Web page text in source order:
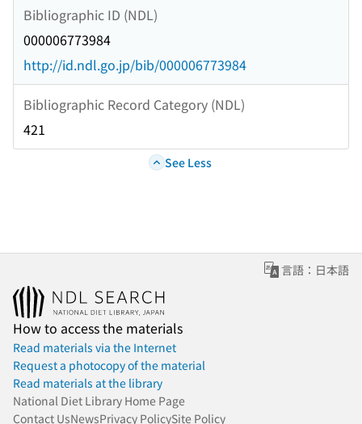
Bibliographic ID (NDL)
000006773984
http://id.ndl.go.jp/bib/000006773984
Bibliographic Record Category (NDL)
421
See Less
言語：日本語
How to access the materials
Read materials via the Internet
Request a photocopy of the material
Read materials at the library
National Diet Library Home Page
Contact UsNewsPrivacy PolicySite Policy